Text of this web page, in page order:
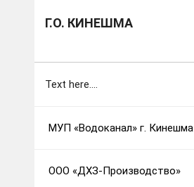
Г.О. КИНЕШМА
Text here....
МУП «Водоканал» г. Кинешма
ООО «ДХЗ-Производство»